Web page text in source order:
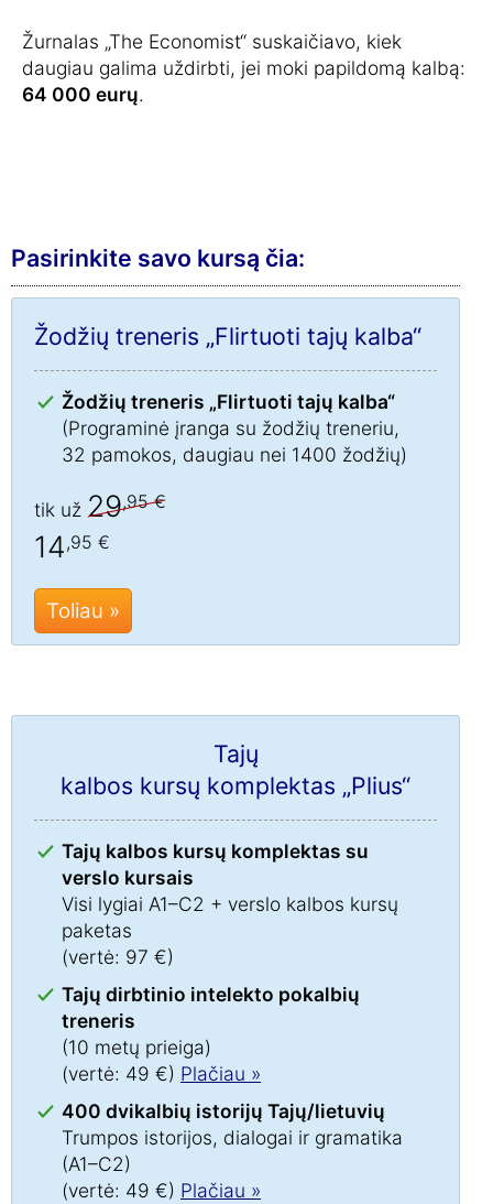
Žurnalas „The Economist“ suskaičiavo, kiek
daugiau galima uždirbti, jei moki papildomą kalbą:
64 000 eurų.
Pasirinkite savo kursą čia:
Žodžių treneris „Flirtuoti tajų kalba“
Žodžių treneris „Flirtuoti tajų kalba“
(Programinė įranga su žodžių treneriu,
32 pamokos, daugiau nei 1400 žodžių)
tik už 29,95 €
14 ,95 €
Toliau »
Tajų
kalbos kursų komplektas „Plius“
Tajų kalbos kursų komplektas su
verslo kursais
Visi lygiai A1–C2 + verslo kalbos kursų
paketas
(vertė: 97 €)
Tajų dirbtinio intelekto pokalbių
treneris
(10 metų prieiga)
(vertė: 49 €) Plačiau »
400 dvikalbių istorijų Tajų/lietuvių
Trumpos istorijos, dialogai ir gramatika
(A1–C2)
(vertė: 49 €) Plačiau »